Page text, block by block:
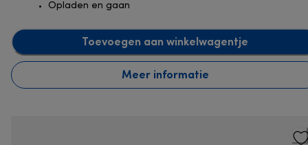
Opladen en gaan
Toevoegen aan winkelwagentje
Meer informatie